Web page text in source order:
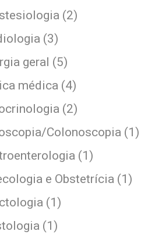
(2)
(3)
geral (5)
médica (4)
(2)
Colonoscopia (1)
(1)
e Obstetrícia (1)
(1)
(1)